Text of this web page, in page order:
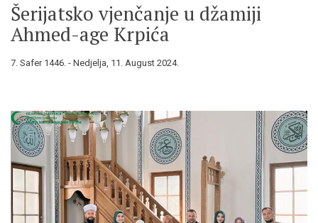
Šerijatsko vjenčanje u džamiji
Ahmed-age Krpića
7. Safer 1446. - Nedjelja, 11. August 2024.